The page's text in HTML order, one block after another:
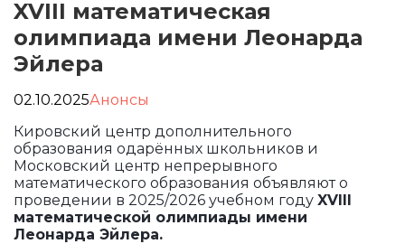
XVIII математическая
олимпиада имени Леонарда
Эйлера
02.10.2025Анонсы
Кировский центр дополнительного
образования одарённых школьников и
Московский центр непрерывного
математического образования объявляют о
проведении в 2025/2026 учебном году XVIII
математической олимпиады имени
Леонарда Эйлера.